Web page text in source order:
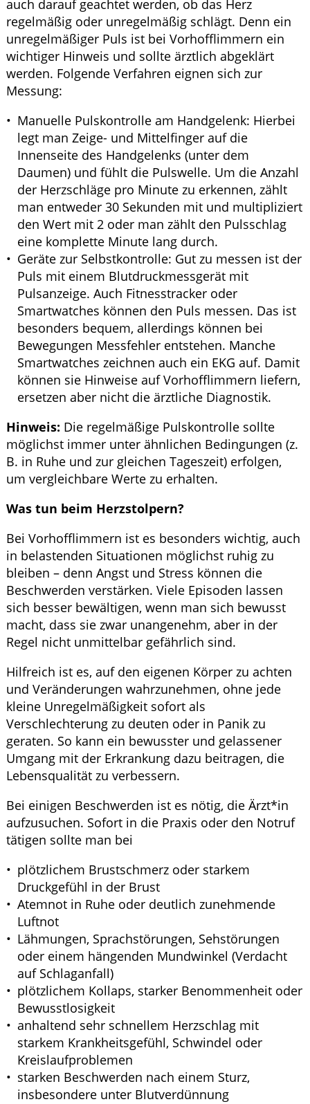
auch darauf geachtet werden, ob das Herz
regelmäßig oder unregelmäßig schlägt. Denn ein
unregelmäßiger Puls ist bei Vorhofflimmern ein
wichtiger Hinweis und sollte ärztlich abgeklärt
werden. Folgende Verfahren eignen sich zur
Messung:
Manuelle Pulskontrolle am Handgelenk: Hierbei
legt man Zeige- und Mittelfinger auf die
Innenseite des Handgelenks (unter dem
Daumen) und fühlt die Pulswelle. Um die Anzahl
der Herzschläge pro Minute zu erkennen, zählt
man entweder 30 Sekunden mit und multipliziert
den Wert mit 2 oder man zählt den Pulsschlag
eine komplette Minute lang durch.
Geräte zur Selbstkontrolle: Gut zu messen ist der
Puls mit einem Blutdruckmessgerät mit
Pulsanzeige. Auch Fitnesstracker oder
Smartwatches können den Puls messen. Das ist
besonders bequem, allerdings können bei
Bewegungen Messfehler entstehen. Manche
Smartwatches zeichnen auch ein EKG auf. Damit
können sie Hinweise auf Vorhofflimmern liefern,
ersetzen aber nicht die ärztliche Diagnostik.
Hinweis: Die regelmäßige Pulskontrolle sollte
möglichst immer unter ähnlichen Bedingungen (z.
B. in Ruhe und zur gleichen Tageszeit) erfolgen,
um vergleichbare Werte zu erhalten.
Was tun beim Herzstolpern?
Bei Vorhofflimmern ist es besonders wichtig, auch
in belastenden Situationen möglichst ruhig zu
bleiben – denn Angst und Stress können die
Beschwerden verstärken. Viele Episoden lassen
sich besser bewältigen, wenn man sich bewusst
macht, dass sie zwar unangenehm, aber in der
Regel nicht unmittelbar gefährlich sind.
Hilfreich ist es, auf den eigenen Körper zu achten
und Veränderungen wahrzunehmen, ohne jede
kleine Unregelmäßigkeit sofort als
Verschlechterung zu deuten oder in Panik zu
geraten. So kann ein bewusster und gelassener
Umgang mit der Erkrankung dazu beitragen, die
Lebensqualität zu verbessern.
Bei einigen Beschwerden ist es nötig, die Ärzt*in
aufzusuchen. Sofort in die Praxis oder den Notruf
tätigen sollte man bei
plötzlichem Brustschmerz oder starkem
Druckgefühl in der Brust
Atemnot in Ruhe oder deutlich zunehmende
Luftnot
Lähmungen, Sprachstörungen, Sehstörungen
oder einem hängenden Mundwinkel (Verdacht
auf Schlaganfall)
plötzlichem Kollaps, starker Benommenheit oder
Bewusstlosigkeit
anhaltend sehr schnellem Herzschlag mit
starkem Krankheitsgefühl, Schwindel oder
Kreislaufproblemen
starken Beschwerden nach einem Sturz,
insbesondere unter Blutverdünnung